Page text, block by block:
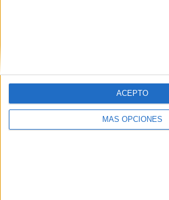
MÁS OPCIONES
ACEPTO